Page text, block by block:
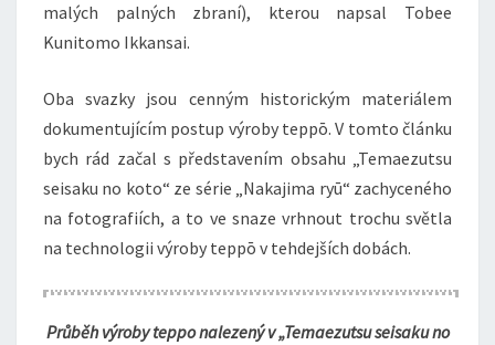
malých palných zbraní), kterou napsal Tobee
Kunitomo Ikkansai.
Oba svazky jsou cenným historickým materiálem
dokumentujícím postup výroby teppō. V tomto článku
bych rád začal s představením obsahu „Temaezutsu
seisaku no koto“ ze série „Nakajima ryū“ zachyceného
na fotografiích, a to ve snaze vrhnout trochu světla
na technologii výroby teppō v tehdejších dobách.
Průběh výroby teppo nalezený v „Temaezutsu seisaku no